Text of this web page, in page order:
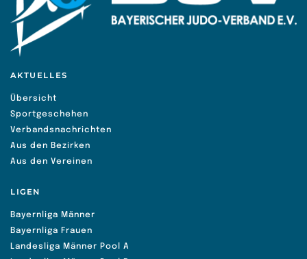
AKTUELLES
Übersicht
Sportgeschehen
Verbandsnachrichten
Aus den Bezirken
Aus den Vereinen
LIGEN
Bayernliga Männer
Bayernliga Frauen
Landesliga Männer Pool A